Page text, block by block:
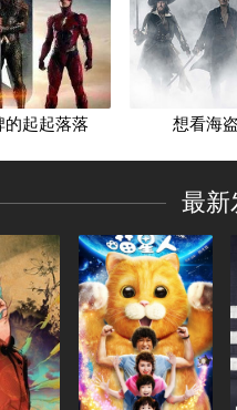
起起落落 想看海
部童话
秋季新剧前瞻：《海豹突击队》，这世界上最Man最帅的男人
待定
动画界逗比们 火遍
讲不腻
最新